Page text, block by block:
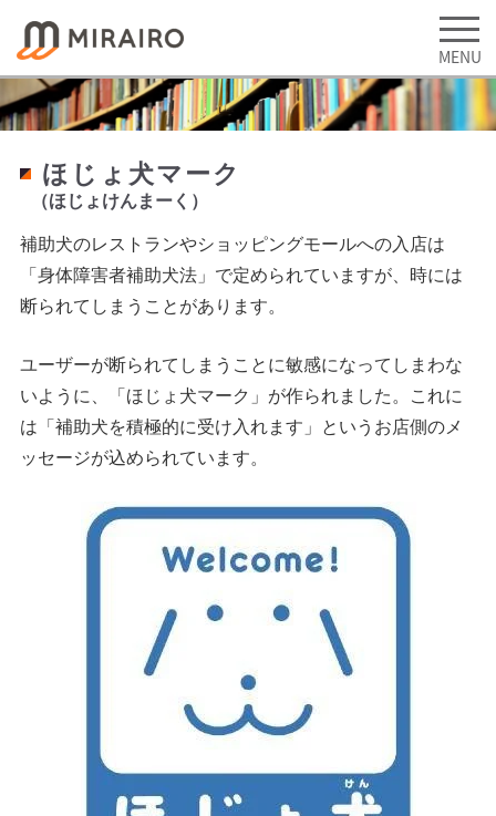
ほじょ犬マーク
（ほじょけんまーく）
補助犬のレストランやショッピングモールへの入店は
「身体障害者補助犬法」 で定められていますが、時には
断られてしまうことがあります。
ユーザーが断られてしまうことに敏感になってしまわな
いように、「ほじょ犬マーク」が作られました。これに
は「補助犬を積極的に受け入れます」というお店側のメ
ッセージが込められています。